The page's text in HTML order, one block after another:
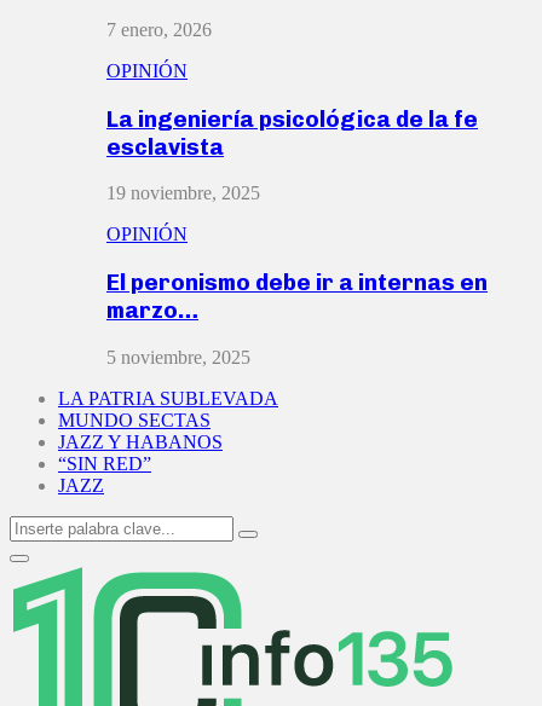
7 enero, 2026
OPINIÓN
La ingeniería psicológica de la fe
esclavista
19 noviembre, 2025
OPINIÓN
El peronismo debe ir a internas en
marzo…
5 noviembre, 2025
LA PATRIA SUBLEVADA
MUNDO SECTAS
JAZZ Y HABANOS
“SIN RED”
JAZZ
Search
for:
Search
Primary
Menu